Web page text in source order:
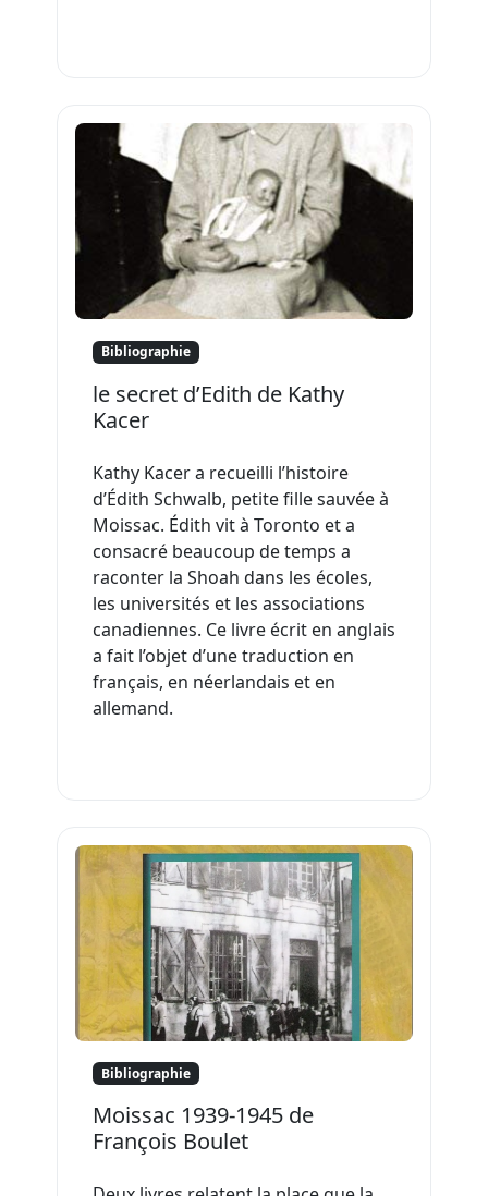
Bibliographie
le secret d’Edith de Kathy
Kacer
Kathy Kacer a recueilli l’histoire
d’Édith Schwalb, petite fille sauvée à
Moissac. Édith vit à Toronto et a
consacré beaucoup de temps a
raconter la Shoah dans les écoles,
les universités et les associations
canadiennes. Ce livre écrit en anglais
a fait l’objet d’une traduction en
français, en néerlandais et en
allemand.
Bibliographie
Moissac 1939-1945 de
François Boulet